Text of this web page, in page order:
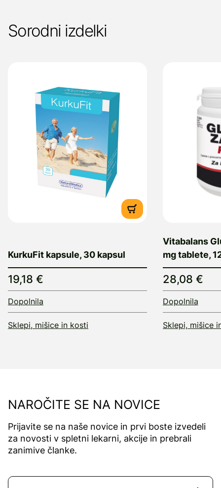
Sorodni izdelki
KurkuFit kapsule, 30 kapsul
19,18 €
Dopolnila
Sklepi, mišice in kosti
Vitabalans
mg tablete,
28,08 €
Dopolnila
Sklepi, mišice
NAROČITE SE NA NOVICE
Prijavite se na naše novice in prvi boste izvedeli
za novosti v spletni lekarni, akcije in prebrali
zanimive članke.
Naročite se na novice